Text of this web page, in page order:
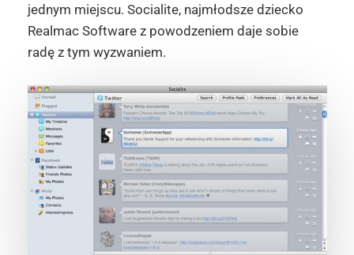
jednym miejscu. Socialite, najmłodsze dziecko
Realmac Software z powodzeniem daje sobie
radę z tym wyzwaniem.